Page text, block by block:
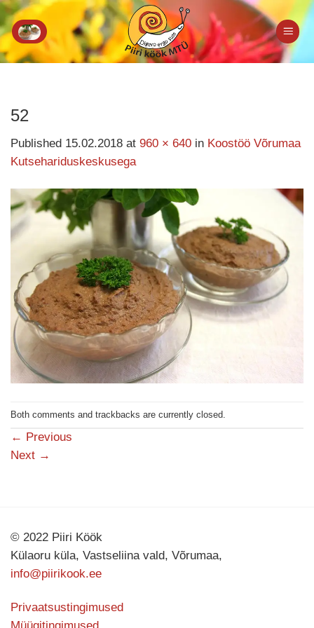
Skip
to
content
52
Published 15.02.2018 at 960 × 640 in Koostöö Võrumaa
Kutsehariduskeskusega
Both comments and trackbacks are currently closed.
← Previous
Next →
© 2022 Piiri Köök
Külaoru küla, Vastseliina vald, Võrumaa,
info@piirikook.ee
Privaatsustingimused